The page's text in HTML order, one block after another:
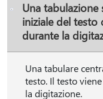
Una
iniziale del testo
durante la
Una tabulare
testo. Il testo
la digitazione.